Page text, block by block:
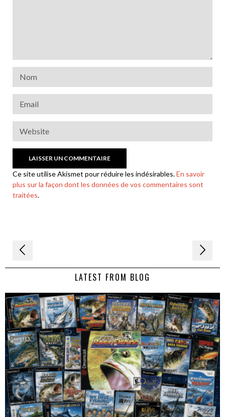
Ce site utilise Akismet pour réduire les indésirables.En savoir
plus sur la façon dont les données de vos commentaires sont
traitées.
Navigation
de LATEST FROM BLOG